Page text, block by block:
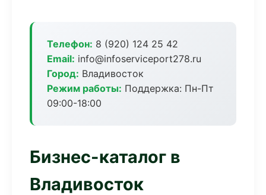
Телефон: 8 (920) 124 25 42
Email: info@infoserviceport278.ru
Город: Владивосток
Режим работы: Поддержка: Пн-Пт
09:00-18:00
Бизнес-каталог в
Владивосток